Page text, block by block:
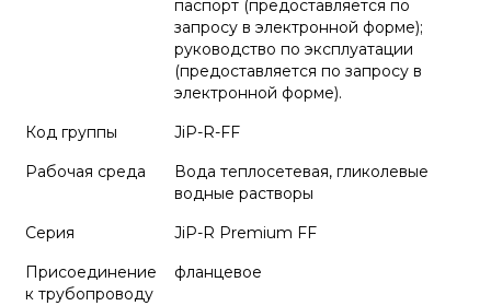
паспорт (предоставляется по
запросу в электронной форме);
руководство по эксплуатации
(предоставляется по запросу в
электронной форме).
Код группы
JiP-R-FF
Рабочая среда
Вода теплосетевая, гликолевые
водные растворы
Серия
JiP-R Premium FF
Присоединение
к трубопроводу
фланцевое